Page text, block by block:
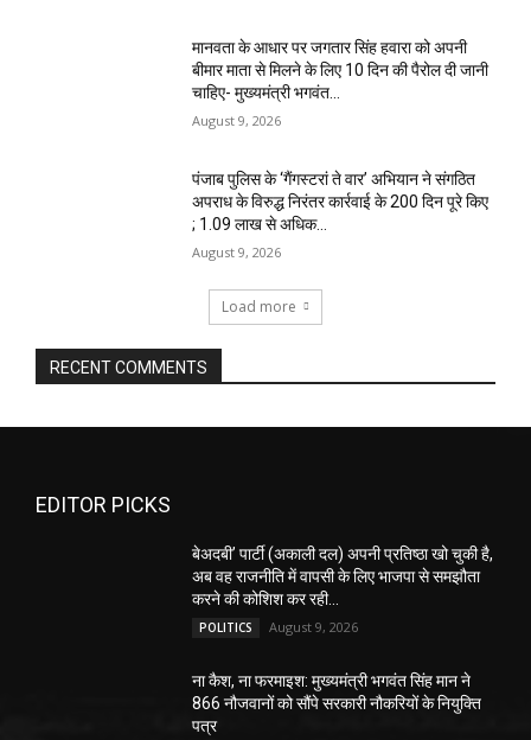
मानवता के आधार पर जगतार सिंह हवारा को अपनी
बीमार माता से मिलने के लिए 10 दिन की पैरोल दी जानी
चाहिए- मुख्यमंत्री भगवंत...
August 9, 2026
पंजाब पुलिस के ‘गैंगस्टरां ते वार’ अभियान ने संगठित
अपराध के विरुद्ध निरंतर कार्रवाई के 200 दिन पूरे किए
; 1.09 लाख से अधिक...
August 9, 2026
Load more
RECENT COMMENTS
EDITOR PICKS
बेअदबी’ पार्टी (अकाली दल) अपनी प्रतिष्ठा खो चुकी है,
अब वह राजनीति में वापसी के लिए भाजपा से समझौता
करने की कोशिश कर रही...
POLITICS August 9, 2026
ना कैश, ना फरमाइश: मुख्यमंत्री भगवंत सिंह मान ने
866 नौजवानों को सौंपे सरकारी नौकरियों के नियुक्ति
पत्र